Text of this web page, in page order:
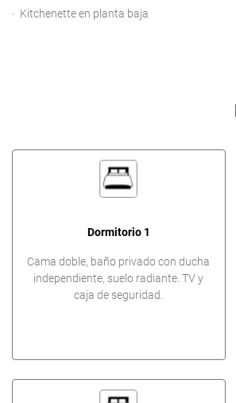
Kitchenette en planta baja
Dormitorio 1
Cama doble, baño privado con ducha
independiente, suelo radiante. TV y
caja de seguridad.